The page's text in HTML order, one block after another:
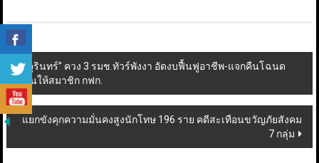
Post
navigation
“จุรินทร์” ควง 3 รมช.ทัวร์พังงา อัดงบฟื้นฟูอาชีพ-แจกคืนโฉนด
ที่ดินให้สมาชิก กฟก.
แยกขังคุกความมั่นคงสูงนักโทษ 196 ราย คดีสะเทือนขวัญภัยสังคม
7 กลุ่ม